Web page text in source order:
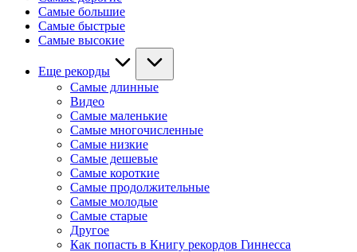
Самые большие
Самые быстрые
Самые высокие
Еще рекорды
Самые длинные
Видео
Самые маленькие
Самые многочисленные
Самые низкие
Самые дешевые
Самые короткие
Самые продолжительные
Самые молодые
Самые старые
Другое
Как попасть в Книгу рекордов Гиннесса